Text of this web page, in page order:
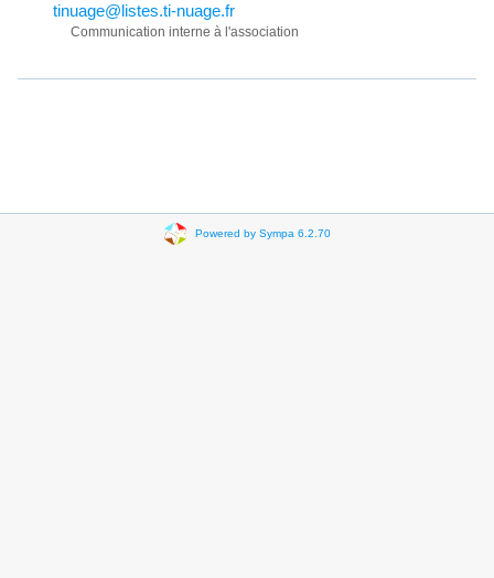
tinuage@listes.ti-nuage.fr
Communication interne à l'association
Powered by Sympa 6.2.70